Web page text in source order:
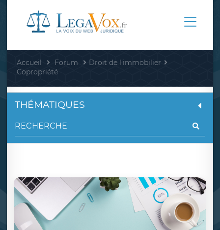
Accueil Forum
Droit de l'immobilier
Copropriété
THÉMATIQUES